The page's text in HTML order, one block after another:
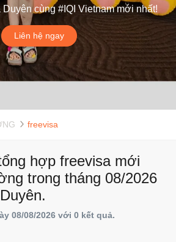
cùng #IQI Vietnam mới nhất!
Liên hệ ngay
freevisa
hợp freevisa mới
trong tháng 08/2026
08/08/2026 với 0 kết quả.